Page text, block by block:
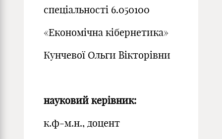
спеціальності 6.050100
«Економічна кібернетика»
Кунчевої Ольги Вікторівни
науковий керівник:
к.ф-м.н., доцент